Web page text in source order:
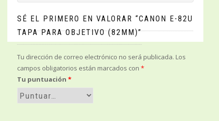
SÉ EL PRIMERO EN VALORAR “CANON E-82U
TAPA PARA OBJETIVO (82MM)”
Tu dirección de correo electrónico no será publicada. Los
campos obligatorios están marcados con *
Tu puntuación *